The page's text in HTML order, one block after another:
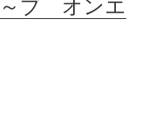
～ブ オンエ